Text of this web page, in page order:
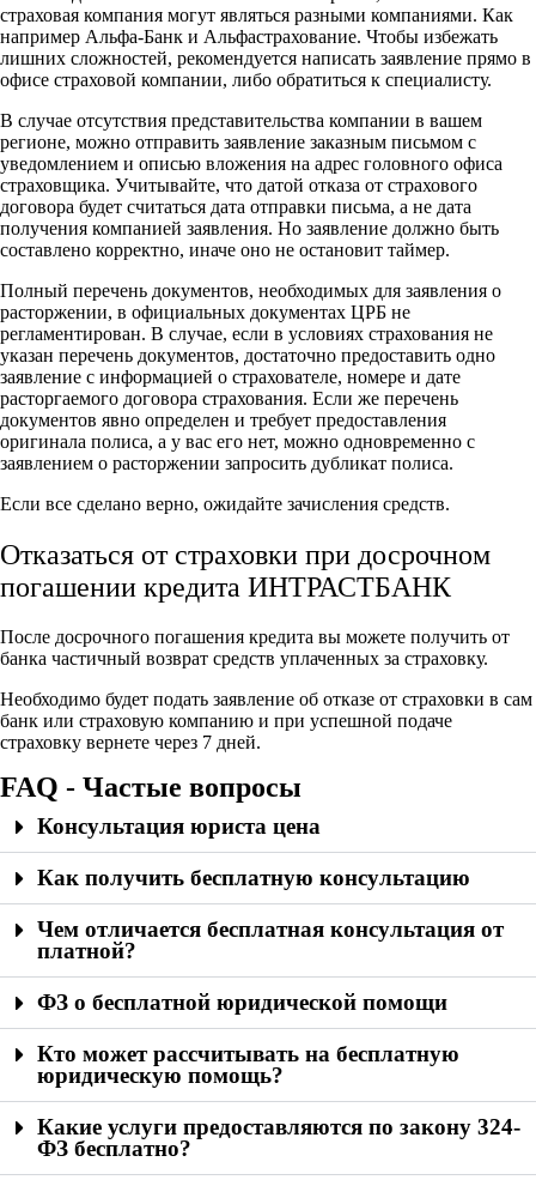
страховая компания могут являться разными компаниями. Как
например Альфа-Банк и Альфастрахование. Чтобы избежать
лишних сложностей, рекомендуется написать заявление прямо в
офисе страховой компании, либо обратиться к специалисту.
В случае отсутствия представительства компании в вашем
регионе, можно отправить заявление заказным письмом с
уведомлением и описью вложения на адрес головного офиса
страховщика. Учитывайте, что датой отказа от страхового
договора будет считаться дата отправки письма, а не дата
получения компанией заявления. Но заявление должно быть
составлено корректно, иначе оно не остановит таймер.
Полный перечень документов, необходимых для заявления о
расторжении, в официальных документах ЦРБ не
регламентирован. В случае, если в условиях страхования не
указан перечень документов, достаточно предоставить одно
заявление с информацией о страхователе, номере и дате
расторгаемого договора страхования. Если же перечень
документов явно определен и требует предоставления
оригинала полиса, а у вас его нет, можно одновременно с
заявлением о расторжении запросить дубликат полиса.
Если все сделано верно, ожидайте зачисления средств.
Отказаться от страховки при досрочном
погашении кредита ИНТРАСТБАНК
После досрочного погашения кредита вы можете получить от
банка частичный возврат средств уплаченных за страховку.
Необходимо будет подать заявление об отказе от страховки в сам
банк или страховую компанию и при успешной подаче
страховку вернете через 7 дней.
FAQ - Частые вопросы
Консультация юриста цена
Как получить бесплатную консультацию
Чем отличается бесплатная консультация от
платной?
ФЗ о бесплатной юридической помощи
Кто может рассчитывать на бесплатную
юридическую помощь?
Какие услуги предоставляются по закону 324-
ФЗ бесплатно?